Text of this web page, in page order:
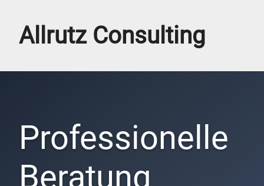
Allrutz Consulting
Professionelle
Beratung